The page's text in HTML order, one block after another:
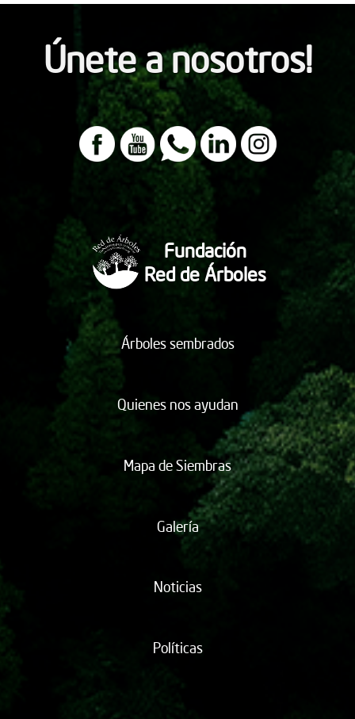
Únete a nosotros!
Fundación
Red de Árboles
Árboles sembrados
Quienes nos ayudan
Mapa de Siembras
Galería
Noticias
Políticas